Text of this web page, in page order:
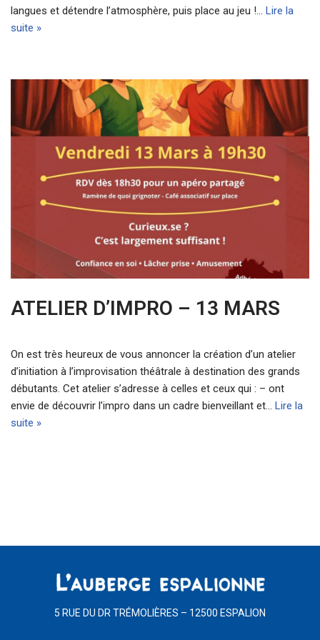
langues et détendre l’atmosphère, puis place au jeu !… Lire la
suite »
ATELIER D’IMPRO – 13 MARS
On est très heureux de vous annoncer la création d’un atelier
d’initiation à l’improvisation théâtrale à destination des grands
débutants. Cet atelier s’adresse à celles et ceux qui : – ont
envie de découvrir l’impro dans un cadre bienveillant et… Lire la
suite »
5 RUE DU DR TRÉMOLIÈRES – 12500 ESPALION